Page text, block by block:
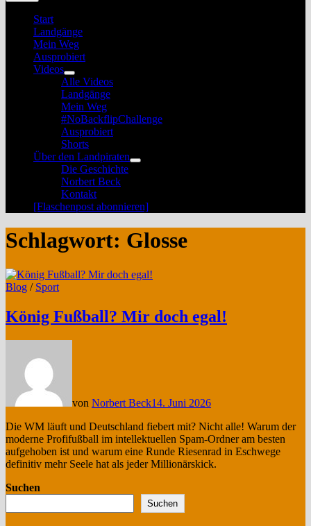
Start
Landgänge
Mein Weg
Ausprobiert
Videos
Untermenü
anzeigen
Alle Videos
Landgänge
Mein Weg
#NoBackflipChallenge
Ausprobiert
Shorts
Über den Landpiraten
Untermenü
Die Geschichte
Norbert Beck
Kontakt
[Flaschenpost abonnieren]
Schlagwort: Glosse
Blog / Sport
König Fußball? Mir doch egal!
von Norbert Beck14. Juni 2026
Die WM läuft und Deutschland fiebert mit? Nicht alle! Warum der
moderne Profifußball im intellektuellen Spam-Ordner am besten
aufgehoben ist und warum eine Runde Riesenrad in Eschwege
definitiv mehr Seele hat als jeder Millionärskick.
Suchen
Suchen